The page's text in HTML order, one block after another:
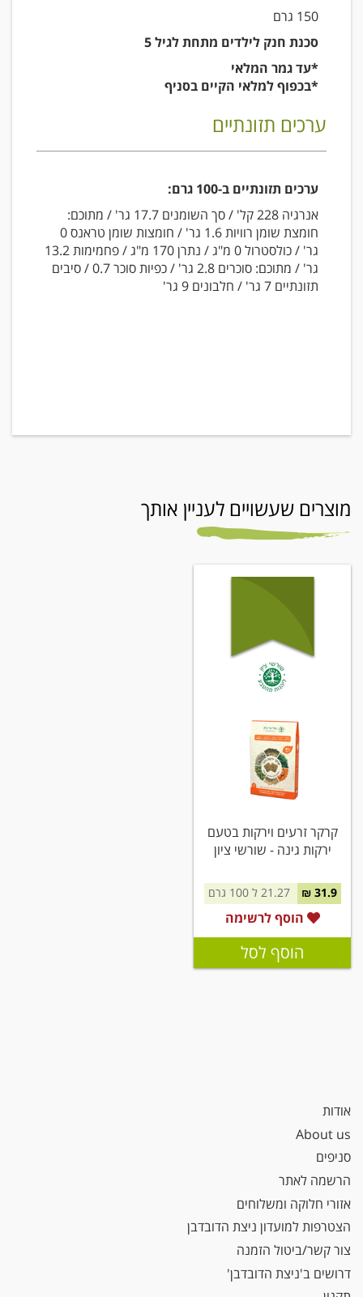
150 גרם
סכנת חנק לילדים מתחת לגיל 5
*עד גמר המלאי
*בכפוף למלאי הקיים בסניף
ערכים תזונתיים
ערכים תזונתיים ב-100 גרם:
אנרגיה 228 קל' / סך השומנים 17.7 גר' / מתוכם:
חומצת שומן רוויות 1.6 גר' / חומצות שומן טראנס 0
גר' / כולסטרול 0 מ"ג / נתרן 170 מ"ג / פחמימות 13.2
גר' / מתוכם: סוכרים 2.8 גר' / כפיות סוכר 0.7 / סיבים
תזונתיים 7 גר' / חלבונים 9 גר'
מוצרים שעשויים לעניין אותך
קרקר זרעים וירקות בטעם
ירקות גינה - שורשי ציון
31.9 ₪ 21.27 ל 100 גרם
הוסף לרשימה
הוסף לסל
אודות
About us
סניפים
הרשמה לאתר
אזורי חלוקה ומשלוחים
הצטרפות למועדון ניצת הדובדבן
צור קשר/ביטול הזמנה
דרושים ב'ניצת הדובדבן'